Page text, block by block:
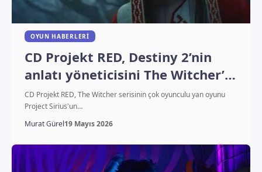
OYUN HABERLERI
CD Projekt RED, Destiny 2’nin
anlatı yöneticisini The Witcher’a
transfer etti
CD Projekt RED, The Witcher serisinin çok oyunculu yan oyunu
Project Sirius'un…
Murat Gürel19 Mayıs 2026